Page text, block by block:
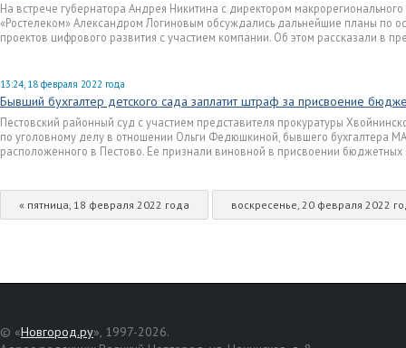
На встрече губернатора Андрея Никитина с директором
«Ростелеком» Александром Логиновым обсуждались дальнейшие планы по
проектов цифрового развития с участием компании. Об этом рассказали в
13:24, 18 февраля 2022 года
Бывший бухгалтер детского сада заплатит штраф за присвоение
Пестовский районный суд с участием представителя прокуратуры
по уголовному делу в отношении Ольги Федюшкиной, бывшего бухгалтера
расположенного в Пестово. Ее признали виновной в присвоении
« пятница, 18 февраля 2022 года воскресенье, 20 февраля 2022
© «Новгород.ру», 1997-2026.